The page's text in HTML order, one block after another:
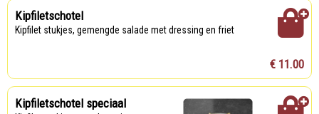
Kipfiletschotel
Kipfilet stukjes, gemengde salade met dressing en friet
€ 11.00
Kipfiletschotel speciaal